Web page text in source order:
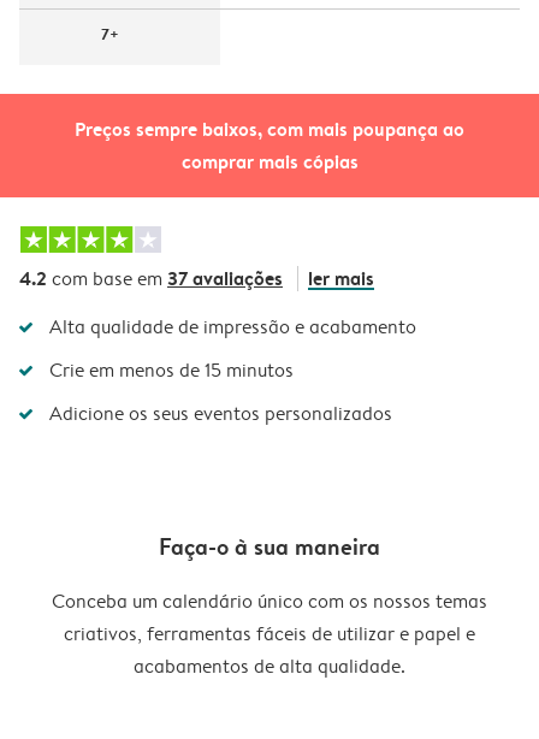
Preços sempre baixos, com mais poupança ao
comprar mais cópias
7+
4.2 com base em 37 avaliações ler mais
Alta qualidade de impressão e acabamento
Crie em menos de 15 minutos
Adicione os seus eventos personalizados
Faça-o à sua maneira
Conceba um calendário único com os nossos temas
criativos, ferramentas fáceis de utilizar e papel e
acabamentos de alta qualidade.